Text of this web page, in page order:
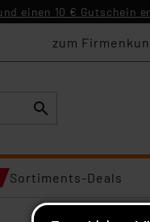
einen 10 € Gutschein
zum
Sortiments-Deals